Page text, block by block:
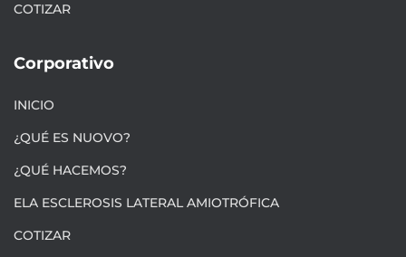
COTIZAR
Corporativo
INICIO
¿QUÉ ES NUOVO?
¿QUÉ HACEMOS?
ELA ESCLEROSIS LATERAL AMIOTRÓFICA
COTIZAR